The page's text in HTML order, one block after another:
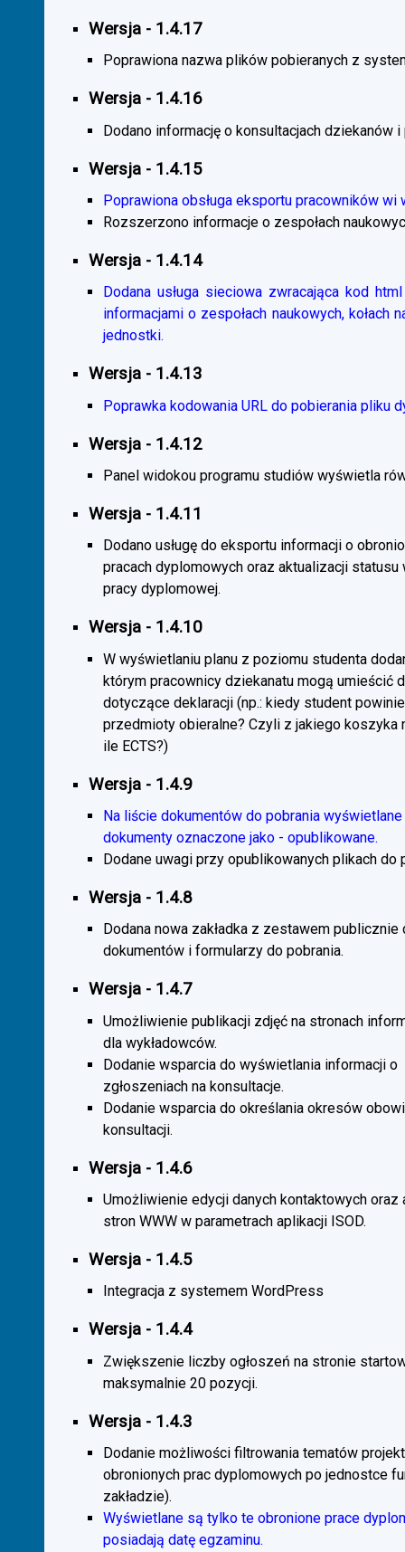
Wersja - 1.4.17
Poprawiona nazwa plików pobieranych z
Wersja - 1.4.16
Dodano informację o konsultacjach dziekanów
Wersja - 1.4.15
Poprawiona obsługa eksportu pracowników wi
Rozszerzono informacje o zespołach
Wersja - 1.4.14
Dodana usługa sieciowa zwracająca kod
informacjami o zespołach naukowych,
jednostki.
Wersja - 1.4.13
Poprawka kodowania URL do pobierania pliku
Wersja - 1.4.12
Panel widokou programu studiów wyświetla
Wersja - 1.4.11
Dodano usługę do eksportu informacji o
pracach dyplomowych oraz aktualizacji
pracy dyplomowej.
Wersja - 1.4.10
W wyświetlaniu planu z poziomu studenta
którym pracownicy dziekanatu mogą umieścić
dotyczące deklaracji (np.: kiedy student
przedmioty obieralne? Czyli z jakiego koszyka
ile ECTS?)
Wersja - 1.4.9
Na liście dokumentów do pobrania
dokumenty oznaczone jako - opublikowane.
Dodane uwagi przy opublikowanych plikach do
Wersja - 1.4.8
Dodana nowa zakładka z zestawem publicznie
dokumentów i formularzy do pobrania.
Wersja - 1.4.7
Umożliwienie publikacji zdjęć na stronach
dla wykładowców.
Dodanie wsparcia do wyświetlania informacji o
zgłoszeniach na konsultacje.
Dodanie wsparcia do określania okresów
konsultacji.
Wersja - 1.4.6
Umożliwienie edycji danych kontaktowych oraz
stron WWW w parametrach aplikacji ISOD.
Wersja - 1.4.5
Integracja z systemem WordPress
Wersja - 1.4.4
Zwiększenie liczby ogłoszeń na stronie
maksymalnie 20 pozycji.
Wersja - 1.4.3
Dodanie możliwości filtrowania tematów
obronionych prac dyplomowych po jednostce
zakładzie).
Wyświetlane są tylko te obronione prace
posiadają datę egzaminu.